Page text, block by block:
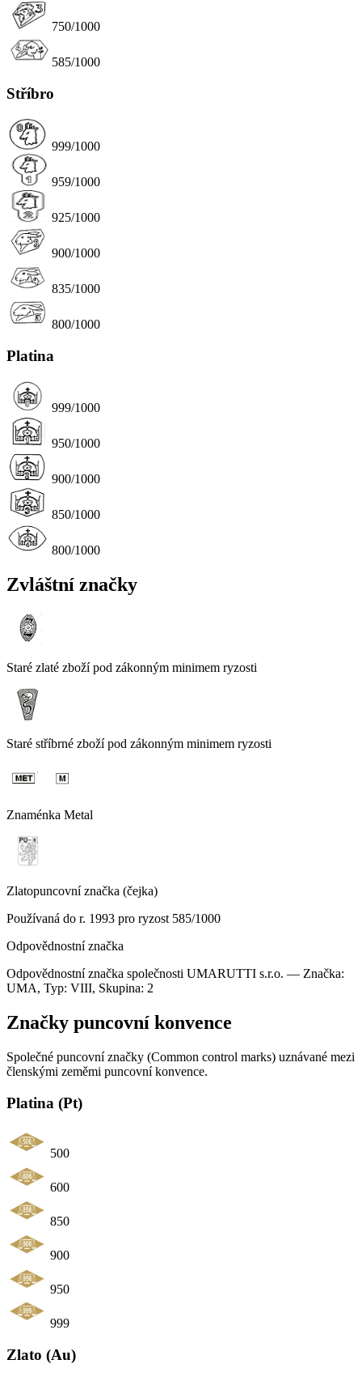
750/1000
585/1000
Stříbro
999/1000
959/1000
925/1000
900/1000
835/1000
800/1000
Platina
999/1000
950/1000
900/1000
850/1000
800/1000
Zvláštní značky
Staré zlaté zboží pod zákonným minimem ryzosti
Staré stříbrné zboží pod zákonným minimem ryzosti
Znaménka Metal
Zlatopuncovní značka (čejka)
Používaná do r. 1993 pro ryzost 585/1000
Odpovědnostní značka
Odpovědnostní značka společnosti UMARUTTI s.r.o. — Značka:
UMA, Typ: VIII, Skupina: 2
Značky puncovní konvence
Společné puncovní značky (Common control marks) uznávané mezi
členskými zeměmi puncovní konvence.
Platina (Pt)
500
600
850
900
950
999
Zlato (Au)